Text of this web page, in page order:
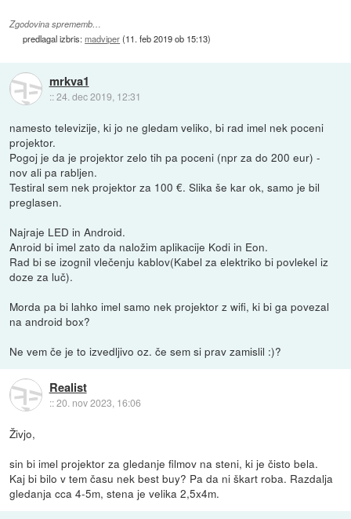
Zgodovina sprememb…
predlagal izbris:madviper(11. feb 2019 ob 15:13)
mrkva1
::24. dec 2019, 12:31
namesto televizije, ki jo ne gledam veliko, bi rad imel nek poceni
projektor.
Pogoj je da je projektor zelo tih pa poceni (npr za do 200 eur) -
nov ali pa rabljen.
Testiral sem nek projektor za 100 €. Slika še kar ok, samo je bil
preglasen.
Najraje LED in Android.
Anroid bi imel zato da naložim aplikacije Kodi in Eon.
Rad bi se izognil vlečenju kablov(Kabel za elektriko bi povlekel iz
doze za luč).
Morda pa bi lahko imel samo nek projektor z wifi, ki bi ga povezal
na android box?
Ne vem če je to izvedljivo oz. če sem si prav zamislil :)?
Realist
::20. nov 2023, 16:06
Živjo,
sin bi imel projektor za gledanje filmov na steni, ki je čisto bela.
Kaj bi bilo v tem času nek best buy? Pa da ni škart roba. Razdalja
gledanja cca 4-5m, stena je velika 2,5x4m.